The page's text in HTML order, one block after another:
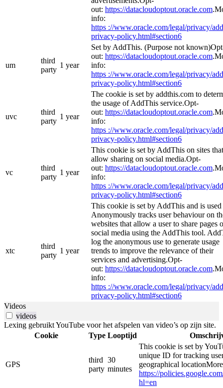
out: https://datacloudoptout.oracle.com
info:
https ://www.oracle.com/legal/privacy/
privacy-policy.html#section6
um
third
party
1 year
Set by AddThis. (Purpose not
out: https://datacloudoptout.oracle.com
info:
https ://www.oracle.com/legal/privacy/
privacy-policy.html#section6
uvc
third
party
1 year
The cookie is set by addthis.com to
the usage of AddThis service.Opt-
out: https://datacloudoptout.oracle.com
info:
https ://www.oracle.com/legal/privacy/
privacy-policy.html#section6
vc
third
party
1 year
This cookie is set by AddThis on sites that
allow sharing on social media.Opt-
out: https://datacloudoptout.oracle.com
info:
https ://www.oracle.com/legal/privacy/
privacy-policy.html#section6
xtc
third
party
1 year
This cookie is set by AddThis and is used
Anonymously tracks user behaviour on
websites that allow a user to share pages
social media using the AddThis tool.
log the anonymous use to generate usage
trends to improve the relevance of their
services and advertising.Opt-
out: https://datacloudoptout.oracle.com
info:
https ://www.oracle.com/legal/privacy/
privacy-policy.html#section6
Videos
videos
Lexing gebruikt YouTube voor het afspelen van video’s op zijn site.
Cookie
Type Looptijd
GPS
third
party
30
minutes
This cookie is set by
unique ID for tracking
geographical
https://
hl=en